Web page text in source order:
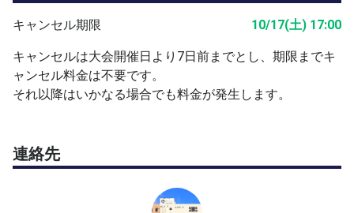
キャンセル期限 10/17(土) 17:00
キャンセルは大会開催日より7日前までとし、期限までキ
ャンセル料金は不要です。
それ以降はいかなる場合でも料金が発生します。
連絡先